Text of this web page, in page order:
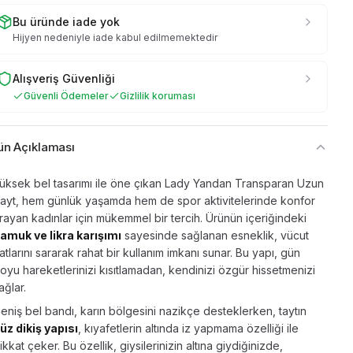
Bu üründe iade yok
Hijyen nedeniyle iade kabul edilmemektedir
Alışveriş Güvenliği
Güvenli Ödemeler Gizlilik koruması
Açıklaması
bel tasarımı ile öne çıkan Lady Yandan Transparan Uzun
hem günlük yaşamda hem de spor aktivitelerinde konfor
kadınlar için mükemmel bir tercih. Ürünün içeriğindeki
ve likra karışımı sayesinde sağlanan esneklik, vücut
sararak rahat bir kullanım imkanı sunar. Bu yapı, gün
hareketlerinizi kısıtlamadan, kendinizi özgür hissetmenizi
bel bandı, karın bölgesini nazikçe desteklerken, taytın
dikiş yapısı , kıyafetlerin altında iz yapmama özelliği ile
çeker. Bu özellik, giysilerinizin altına giydiğinizde,